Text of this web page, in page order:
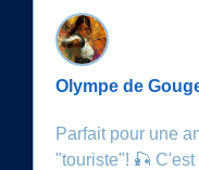
Olympe de
Parfait pour une
"touriste"! 🎣